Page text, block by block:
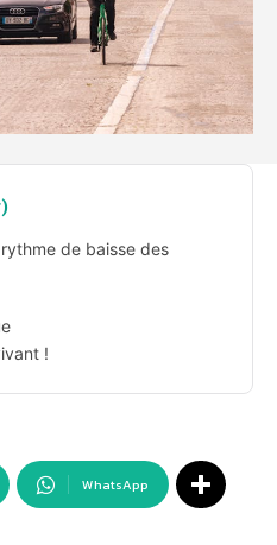
de baisse des
!
WhatsApp